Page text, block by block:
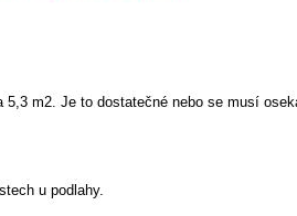
m2. Je to dostatečné nebo se musí
u podlahy.